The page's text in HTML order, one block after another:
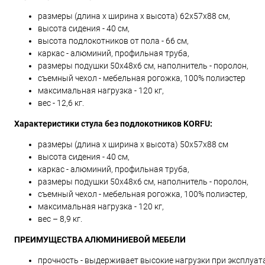
размеры (длина х ширина х высота) 62х57х88 см,
высота сидения - 40 см,
высота подлокотников от пола - 66 см,
каркас - алюминий, профильная труба,
размеры подушки 50х48х6 см, наполнитель - поролон,
съемный чехол - мебельная рогожка, 100% полиэстер
максимальная нагрузка - 120 кг,
вес - 12,6 кг.
Характеристики стула без подлокотников KORFU:
размеры (длина х ширина х высота) 50х57х88 см
высота сидения - 40 см,
каркас - алюминий, профильная труба,
размеры подушки 50х48х6 см, наполнитель - поролон,
съемный чехол - мебельная рогожка, 100% полиэстер,
максимальная нагрузка - 120 кг,
вес – 8,9 кг.
ПРЕИМУЩЕСТВА АЛЮМИНИЕВОЙ МЕБЕЛИ
прочность - выдерживает высокие нагрузки при